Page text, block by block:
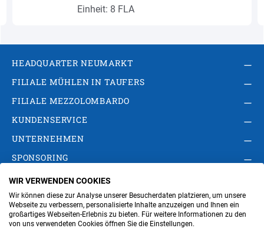
Einheit: 8 FLA
HEADQUARTER NEUMARKT
FILIALE MÜHLEN IN TAUFERS
FILIALE MEZZOLOMBARDO
KUNDENSERVICE
UNTERNEHMEN
SPONSORING
AGB Privacy Policy
Impressum
Cookie-Einstellungen ändern
Verwaltung
WIR VERWENDEN COOKIES
Wir können diese zur Analyse unserer Besucherdaten platzieren, um unsere
Webseite zu verbessern, personalisierte Inhalte anzuzeigen und Ihnen ein
großartiges Webseiten-Erlebnis zu bieten. Für weitere Informationen zu den
von uns verwendeten Cookies öffnen Sie die Einstellungen.